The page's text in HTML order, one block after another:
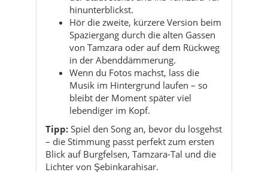
Wenn du Fotos machst, lass die
Musik im Hintergrund laufen – so
bleibt der Moment später viel
lebendiger im Kopf.
Spiel den Song an, bevor du losgehst
– die Stimmung passt perfekt zum ersten
Blick auf Burgfelsen, Tamzara-Tal und die
Lichter von Şebinkarahisar.